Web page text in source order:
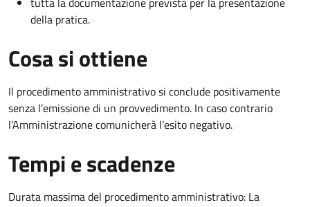
della pratica.
Cosa si ottiene
Il procedimento amministrativo si conclude positivamente
senza l’emissione di un provvedimento. In caso contrario
l’Amministrazione comunicherà l’esito negativo.
Tempi e scadenze
Durata massima del procedimento amministrativo: La